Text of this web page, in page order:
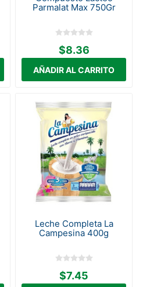
Parmalat Max 750Gr
$8.36
Leche Completa La
Campesina 400g
$7.45